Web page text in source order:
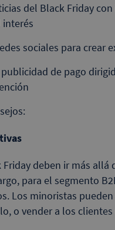
del Black Friday
interés
sociales para crear
de pago
Friday deben ir más
para el segmento
Los minoristas
o vender a los